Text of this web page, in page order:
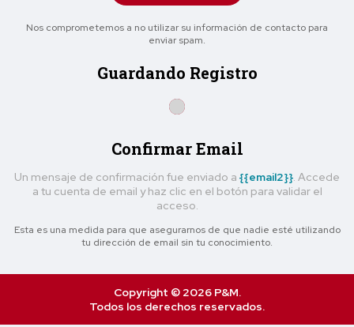
Nos comprometemos a no utilizar su información de contacto para
enviar spam.
Guardando Registro
Confirmar Email
Un mensaje de confirmación fue enviado a {{email2}}. Accede
a tu cuenta de email y haz clic en el botón para validar el
acceso.
Esta es una medida para que asegurarnos de que nadie esté utilizando
tu dirección de email sin tu conocimiento.
Copyright © 2026 P&M.
Todos los derechos reservados.